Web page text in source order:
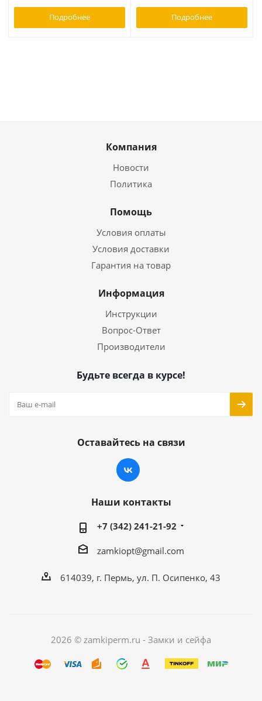
Подробнее Подробнее
Компания
Новости
Политика
Помощь
Условия оплаты
Условия доставки
Гарантия на товар
Информация
Инструкции
Вопрос-Ответ
Производители
Будьте всегда в курсе!
Оставайтесь на связи
Наши контакты
+7 (342) 241-21-92
zamkiopt@gmail.com
614039, г. Пермь, ул. П. Осипенко, 43
2026 © zamkiperm.ru - Замки и сейфа